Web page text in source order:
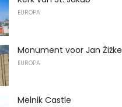
EUROPA
Monument voor Jan Žižke
EUROPA
Melnik Castle